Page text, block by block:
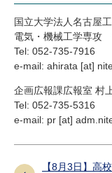
国立大学法人名古屋
電気・機械工学専攻
Tel: 052-735-7916
e-mail: ahirata [at]
企画広報課広報室 村
Tel: 052-735-5316
e-mail: pr [at]
【8月3日】高